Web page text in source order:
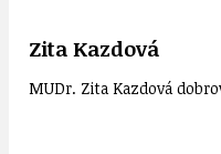
Zita Kazdová
MUDr. Zita Kazdová